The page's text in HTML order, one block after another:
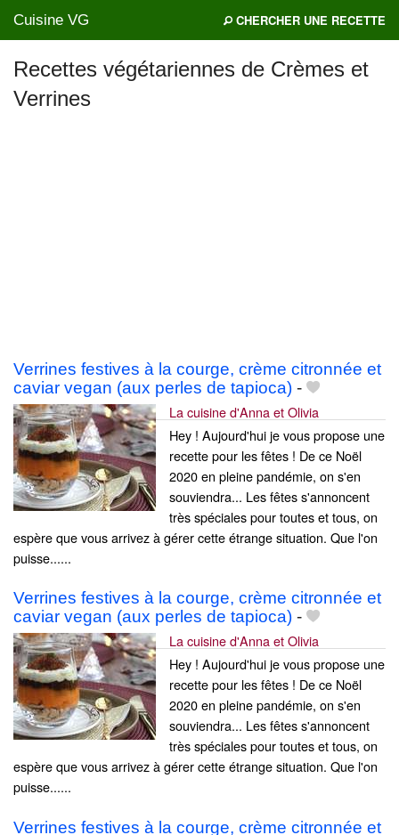
Cuisine VG CHERCHER UNE RECETTE
Recettes végétariennes de Crèmes et
Verrines
Verrines festives à la courge, crème citronnée et
caviar vegan (aux perles de tapioca) -
La cuisine d'Anna et Olivia
Hey ! Aujourd'hui je vous propose une
recette pour les fêtes ! De ce Noël
2020 en pleine pandémie, on s'en
souviendra... Les fêtes s'annoncent
très spéciales pour toutes et tous, on
espère que vous arrivez à gérer cette étrange situation. Que l'on
puisse......
Verrines festives à la courge, crème citronnée et
caviar vegan (aux perles de tapioca) -
La cuisine d'Anna et Olivia
Hey ! Aujourd'hui je vous propose une
recette pour les fêtes ! De ce Noël
2020 en pleine pandémie, on s'en
souviendra... Les fêtes s'annoncent
très spéciales pour toutes et tous, on
espère que vous arrivez à gérer cette étrange situation. Que l'on
puisse......
Verrines festives à la courge, crème citronnée et